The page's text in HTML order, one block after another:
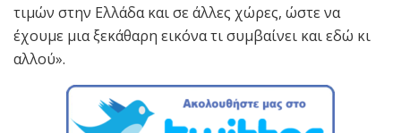
τιμών στην Ελλάδα και σε άλλες χώρες, ώστε να
έχουμε μια ξεκάθαρη εικόνα τι συμβαίνει και εδώ κι
αλλού».